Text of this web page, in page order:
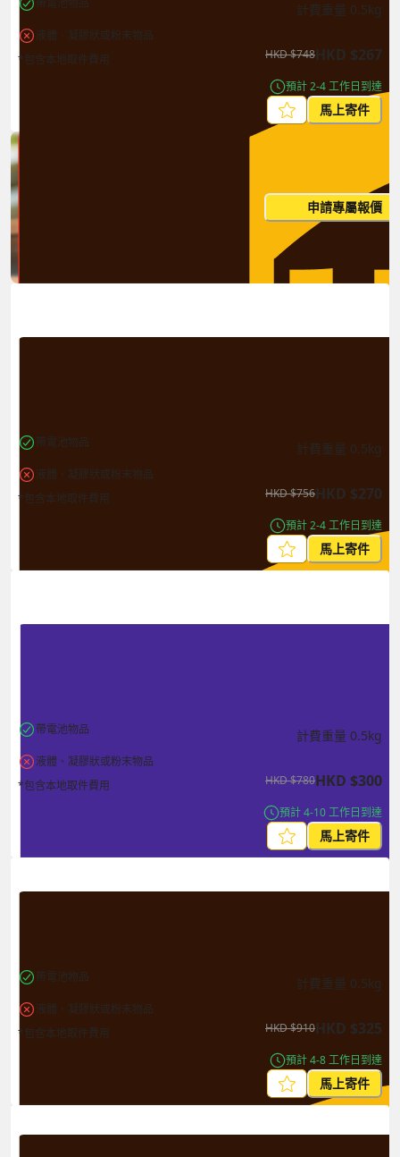
帶電池物品
液體、凝膠狀或粉末物品
*包含本地取件費用
計費重量 0.5kg
HKD$748HKD $267
預計 2-4 工作日到達
馬上寄件
申請專屬報價
帶電池物品
液體、凝膠狀或粉末物品
*包含本地取件費用
計費重量 0.5kg
HKD$756HKD $270
預計 2-4 工作日到達
馬上寄件
帶電池物品
液體、凝膠狀或粉末物品
*包含本地取件費用
計費重量 0.5kg
HKD$780HKD $300
預計 4-10 工作日到達
馬上寄件
帶電池物品
液體、凝膠狀或粉末物品
*包含本地取件費用
計費重量 0.5kg
HKD$910HKD $325
預計 4-8 工作日到達
馬上寄件